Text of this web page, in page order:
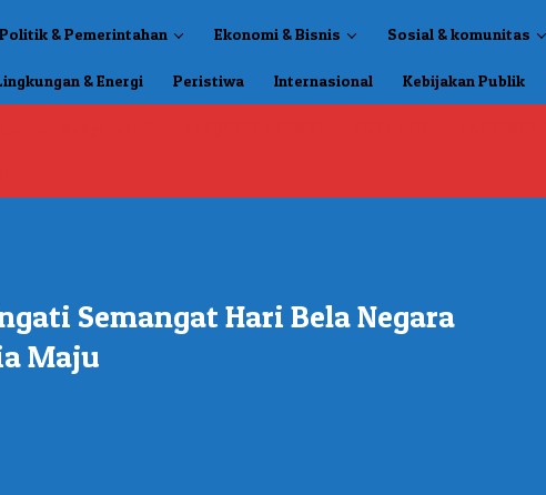
Politik & Pemerintahan Ekonomi & Bisnis Sosial & komunitas
& Energi Peristiwa Internasional Kebijakan Publik
Semangat Hari Bela Negara
Maju